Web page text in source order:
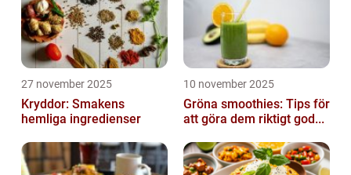
27 november 2025
Kryddor: Smakens
hemliga ingredienser
10 november 2025
Gröna smoothies: Tips för
att göra dem riktigt god...